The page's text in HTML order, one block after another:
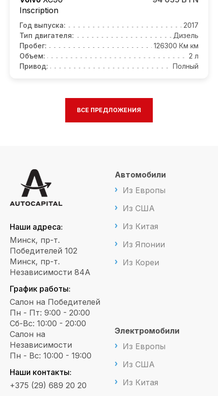
Inscription
Год выпуска:
2017
Тип двигателя:
Дизель
Пробег:
126300 Км км
Объем:
2 л
Привод:
Полный
ВСЕ ПРЕДЛОЖЕНИЯ
Наши адреса:
Минск, пр-т.
Победителей 102
Минск, пр-т.
Независимости 84А
График работы:
Салон на Победителей
Пн - Пт: 9:00 - 20:00
Сб-Вс: 10:00 - 20:00
Салон на
Независимости
Пн - Вс: 10:00 - 19:00
Наши контакты:
+375 (29) 689 20 20
Автомобили
Из Европы
Из США
Из Китая
Из Японии
Из Кореи
Электромобили
Из Европы
Из США
Из Китая